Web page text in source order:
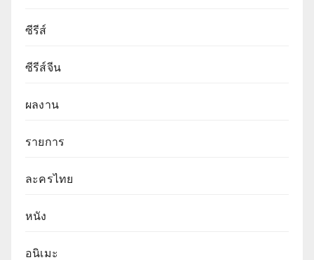
ซีรีส์
ซีรีส์จีน
ผลงาน
รายการ
ละครไทย
หนัง
อนิเมะ